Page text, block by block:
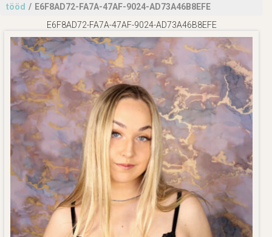
tööd / E6F8AD72-FA7A-47AF-9024-AD73A46B8EFE
E6F8AD72-FA7A-47AF-9024-AD73A46B8EFE